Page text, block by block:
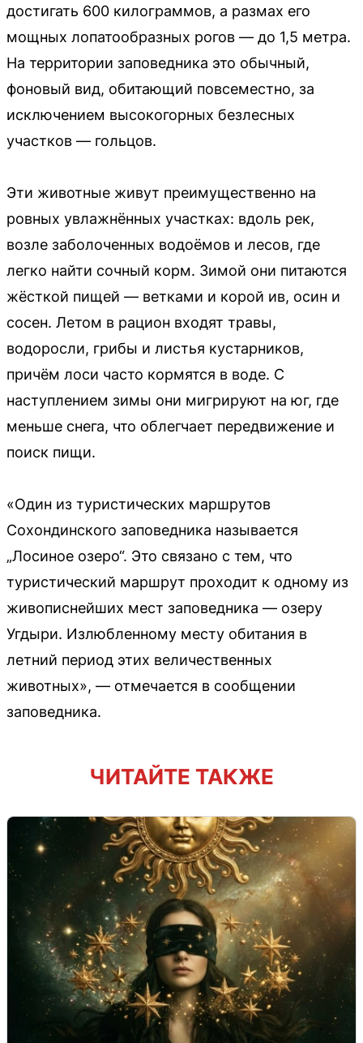
достигать 600 килограммов, а размах его
мощных лопатообразных рогов — до 1,5 метра.
На территории заповедника это обычный,
фоновый вид, обитающий повсеместно, за
исключением высокогорных безлесных
участков — гольцов.
Эти животные живут преимущественно на
ровных увлажнённых участках: вдоль рек,
возле заболоченных водоёмов и лесов, где
легко найти сочный корм. Зимой они питаются
жёсткой пищей — ветками и корой ив, осин и
сосен. Летом в рацион входят травы,
водоросли, грибы и листья кустарников,
причём лоси часто кормятся в воде. С
наступлением зимы они мигрируют на юг, где
меньше снега, что облегчает передвижение и
поиск пищи.
«Один из туристических маршрутов
Сохондинского заповедника называется
„Лосиное озеро“. Это связано с тем, что
туристический маршрут проходит к одному из
живописнейших мест заповедника — озеру
Угдыри. Излюбленному месту обитания в
летний период этих величественных
животных», — отмечается в сообщении
заповедника.
ЧИТАЙТЕ ТАКЖЕ